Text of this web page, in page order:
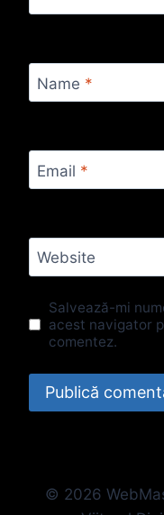
Name *
Email *
Website
Salvează-mi
acest navigator
comentez.
© 2026